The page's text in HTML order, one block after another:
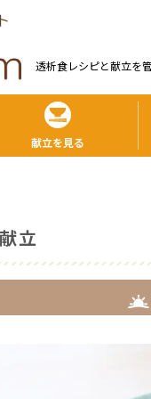
透析食レシピと献⽴を
献立を見る
立